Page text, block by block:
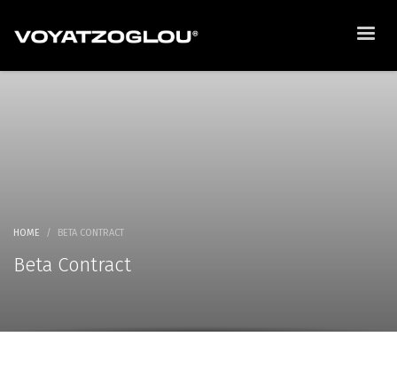
HOME BETA CONTRACT
Beta Contract